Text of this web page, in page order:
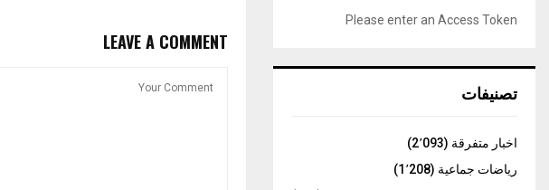
LEAVE A COMMENT
C
Please enter an Access Token
تصنيفات
اخبار متفرقة (2٬093)
رياضات جماعية (1٬208)